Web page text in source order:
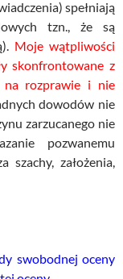
spełniają
tzn., że są
Moje wątpliwości
skonfrontowane z
na rozprawie i nie
dowodów nie
zarzucanego nie
pozwanemu
szachy, założenia,
swobodnej oceny